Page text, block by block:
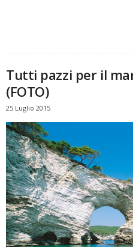
Tutti pazzi per il
(FOTO)
25 Luglio 2015